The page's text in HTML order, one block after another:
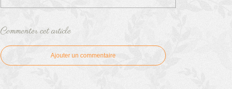
Commenter cet article
Ajouter un commentaire